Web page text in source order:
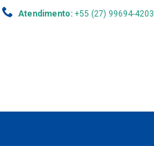
Atendimento: +55 (27) 99694-4203